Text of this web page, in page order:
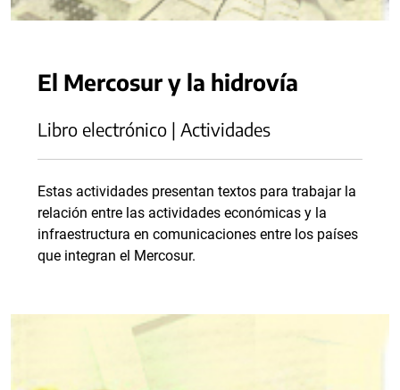
El Mercosur y la hidrovía
Libro electrónico | Actividades
Estas actividades presentan textos para trabajar la
relación entre las actividades económicas y la
infraestructura en comunicaciones entre los países
que integran el Mercosur.